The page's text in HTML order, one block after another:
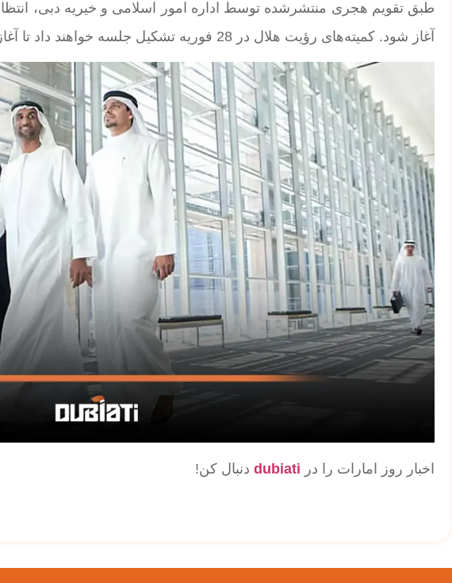
آغاز شود. کمیته‌های رؤیت هلال در 28 فوریه تشکیل جلسه خواهند داد تا آغاز رسمی این ماه را تأیید کنند.
اخبار روز امارات را در dubiati دنبال کن!